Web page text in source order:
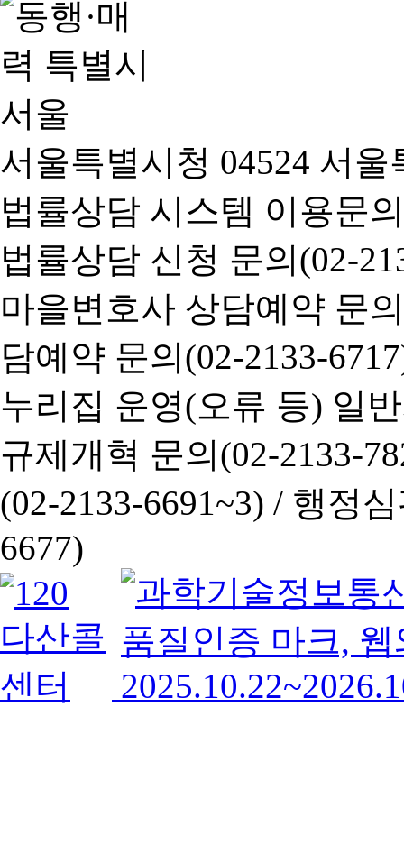
서울특별시청 04524 서
법률상담 시스템 이용문
법률상담 신청 문의(02-
마을변호사 상담예약 문
담예약 문의(02-2133-
누리집 운영(오류 등) 일
규제개혁 문의(02-2133-
(02-2133-6691~3) / 행정심
6677)